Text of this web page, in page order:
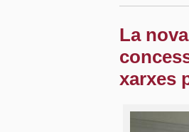
La
xarxes